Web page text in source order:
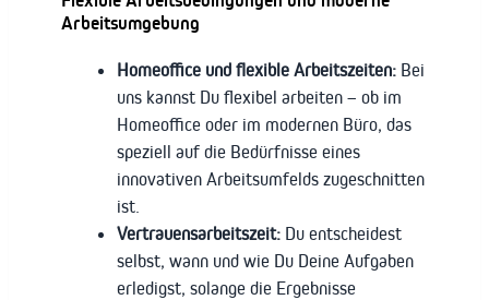
Arbeitsumgebung
Homeoffice und flexible Arbeitszeiten: Bei
uns kannst Du flexibel arbeiten – ob im
Homeoffice oder im modernen Büro, das
speziell auf die Bedürfnisse eines
innovativen Arbeitsumfelds zugeschnitten
ist.
Vertrauensarbeitszeit: Du entscheidest
selbst, wann und wie Du Deine Aufgaben
erledigst, solange die Ergebnisse